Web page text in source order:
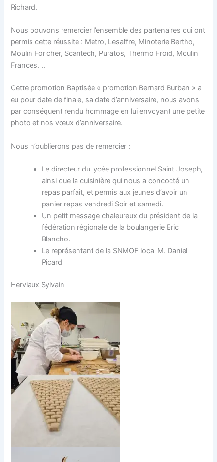
Richard.
Nous pouvons remercier l’ensemble des partenaires qui ont
permis cette réussite : Metro, Lesaffre, Minoterie Bertho,
Moulin Foricher, Scaritech, Puratos, Thermo Froid, Moulin
Frances, …
Cette promotion Baptisée « promotion Bernard Burban » a
eu pour date de finale, sa date d’anniversaire, nous avons
par conséquent rendu hommage en lui envoyant une petite
photo et nos vœux d’anniversaire.
Nous n’oublierons pas de remercier :
Le directeur du lycée professionnel Saint Joseph,
ainsi que la cuisinière qui nous a concocté un
repas parfait, et permis aux jeunes d’avoir un
panier repas vendredi Soir et samedi.
Un petit message chaleureux du président de la
fédération régionale de la boulangerie Eric
Blancho.
Le représentant de la SNMOF local M. Daniel
Picard
Herviaux Sylvain